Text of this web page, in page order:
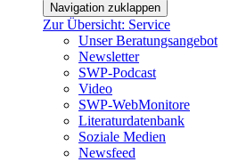
Navigation zuklappen
Zur Übersicht: Service
Unser Beratungsangebot
Newsletter
SWP-Podcast
Video
SWP-WebMonitore
Literaturdatenbank
Soziale Medien
Newsfeed